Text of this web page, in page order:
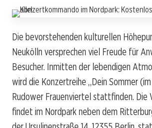
Die bevorstehenden kulturellen
Neukölln versprechen viel Freude für
Besucher. Inmitten der lebendigen
wird die Konzertreihe „Dein Sommer
Rudower Frauenviertel stattfinden. Die
findet im Nordpark neben dem